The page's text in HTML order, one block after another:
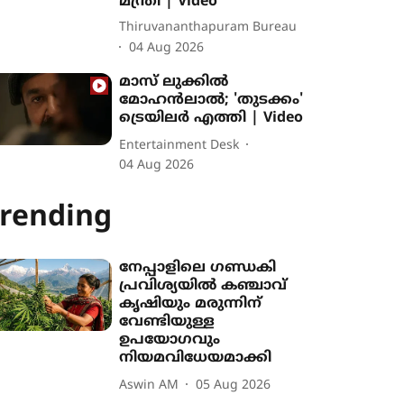
Thiruvananthapuram Bureau
04 Aug 2026
മാസ് ലുക്കിൽ
മോഹൻലാൽ; 'തുടക്കം'
ട്രെയിലർ എത്തി | Video
Entertainment Desk
04 Aug 2026
നേപ്പാളിലെ ഗണ്ഡകി
പ്രവിശ‍്യയിൽ കഞ്ചാവ്
കൃഷി‍യും മരുന്നിന്
വേണ്ടിയുള്ള
ഉപയോഗവും
നിയമവിധേയമാക്കി
Aswin AM 05 Aug 2026